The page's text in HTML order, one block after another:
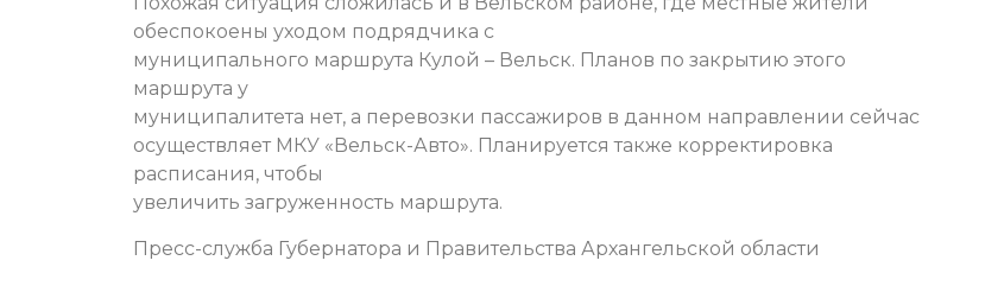
обеспокоены уходом подрядчика с
муниципального маршрута Кулой – Вельск. Планов по закрытию этого
маршрута у
муниципалитета нет, а перевозки пассажиров в данном направлении сейчас
осуществляет МКУ «Вельск-Авто». Планируется также корректировка
расписания, чтобы
увеличить загруженность маршрута.
Пресс-служба Губернатора и Правительства Архангельской области